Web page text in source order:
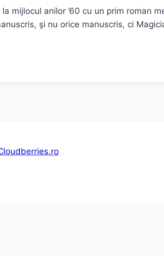
mijlocul anilor ’60 cu un prim roman
şi nu orice manuscris, ci